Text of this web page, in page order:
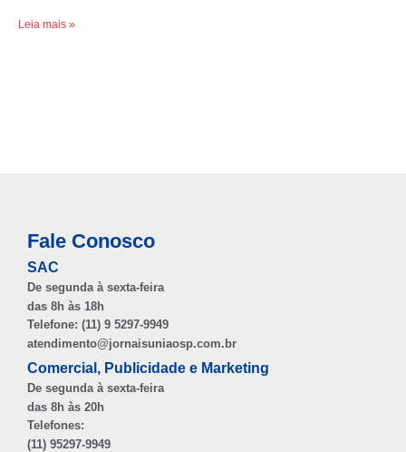
Leia mais »
Fale Conosco
SAC
De segunda à sexta-feira
das 8h às 18h
Telefone: (11) 9 5297-9949
atendimento@jornaisuniaosp.com.br
Comercial, Publicidade e Marketing
De segunda à sexta-feira
das 8h às 20h
Telefones:
(11) 95297-9949